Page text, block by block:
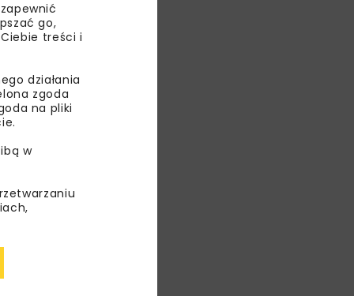
w ciągu
go,
treści i
działania
zgoda
na pliki
w